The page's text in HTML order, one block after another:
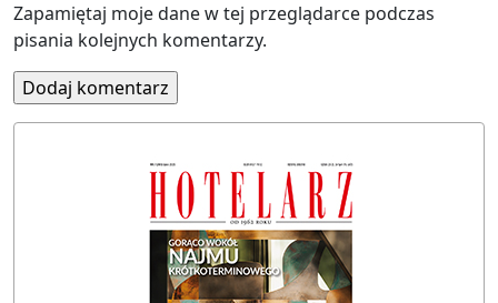
Zapamiętaj moje dane w tej przeglądarce podczas
pisania kolejnych komentarzy.